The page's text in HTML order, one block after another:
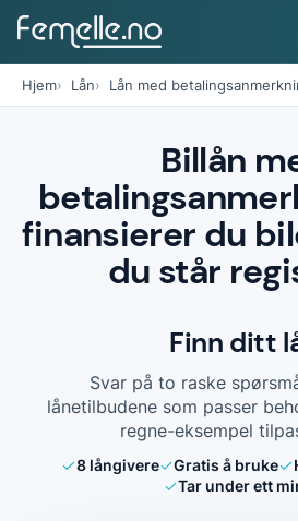
Hjem Lån Lån med
Billån
finansierer du
du står
Finn ditt
Svar på to raske
lånetilbudene som passer
regne-eksempel
8långivere Gratis å bruke
Tar under ett